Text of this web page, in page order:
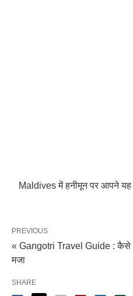
Maldives में हनीमून पर आपने यह
PREVIOUS
« Gangotri Travel Guide : कैसे
मजा
SHARE